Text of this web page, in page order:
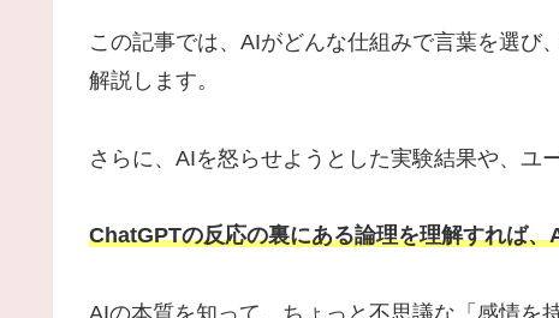
この記事では、AIがどんな仕組みで言葉を選び
解説します。
さらに、AIを怒らせようとした実験結果や、ユ
ChatGPTの反応の裏にある論理を理解すれば
AIの本質を知って、ちょっと不思議な「感情を